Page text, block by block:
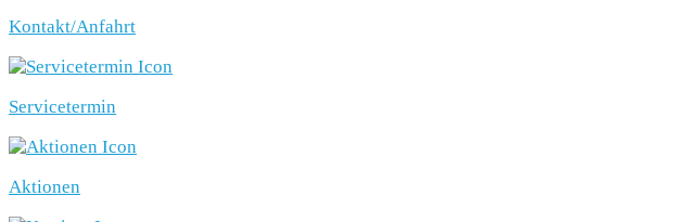
Kontakt/Anfahrt
Servicetermin
Aktionen